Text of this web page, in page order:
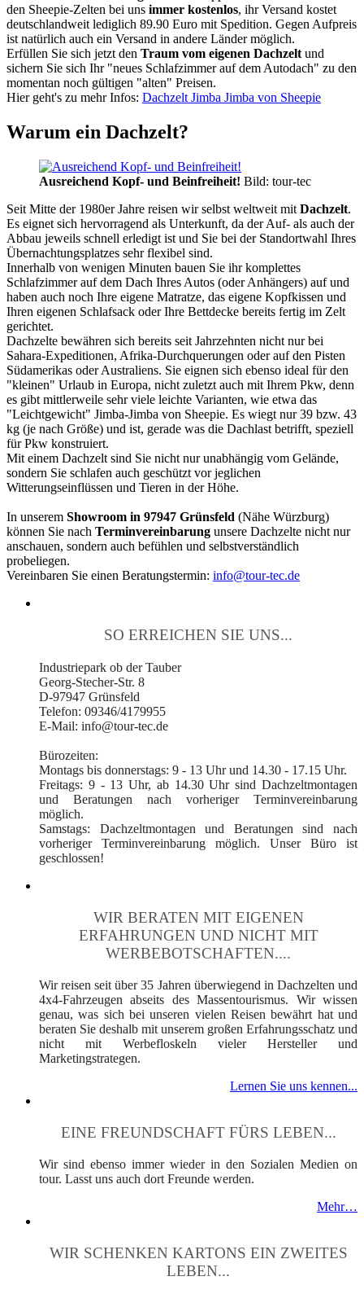
den Sheepie-Zelten bei uns immer kostenlos, ihr Versand kostet
deutschlandweit lediglich 89.90 Euro mit Spedition. Gegen Aufpreis
ist natürlich auch ein Versand in andere Länder möglich.
Erfüllen Sie sich jetzt den Traum vom eigenen Dachzelt und
sichern Sie sich Ihr "neues Schlafzimmer auf dem Autodach" zu den
momentan noch gültigen "alten" Preisen.
Hier geht's zu mehr Infos: Dachzelt Jimba Jimba von Sheepie
Warum ein Dachzelt?
Ausreichend Kopf- und Beinfreiheit! Bild: tour-tec
Seit Mitte der 1980er Jahre reisen wir selbst weltweit mit Dachzelt.
Es eignet sich hervorragend als Unterkunft, da der Auf- als auch der
Abbau jeweils schnell erledigt ist und Sie bei der Standortwahl Ihres
Übernachtungsplatzes sehr flexibel sind.
Innerhalb von wenigen Minuten bauen Sie ihr komplettes
Schlafzimmer auf dem Dach Ihres Autos (oder Anhängers) auf und
haben auch noch Ihre eigene Matratze, das eigene Kopfkissen und
Ihren eigenen Schlafsack oder Ihre Bettdecke bereits fertig im Zelt
gerichtet.
Dachzelte bewähren sich bereits seit Jahrzehnten nicht nur bei
Sahara-Expeditionen, Afrika-Durchquerungen oder auf den Pisten
Südamerikas oder Australiens. Sie eignen sich ebenso ideal für den
"kleinen" Urlaub in Europa, nicht zuletzt auch mit Ihrem Pkw, denn
es gibt mittlerweile sehr viele leichte Varianten, wie etwa das
"Leichtgewicht" Jimba-Jimba von Sheepie. Es wiegt nur 39 bzw. 43
kg (je nach Größe) und ist, gerade was die Dachlast betrifft, speziell
für Pkw konstruiert.
Mit einem Dachzelt sind Sie nicht nur unabhängig vom Gelände,
sondern Sie schlafen auch geschützt vor jeglichen
Witterungseinflüssen und Tieren in der Höhe.
In unserem Showroom in 97947 Grünsfeld (Nähe Würzburg)
können Sie nach Terminvereinbarung unsere Dachzelte nicht nur
anschauen, sondern auch befühlen und selbstverständlich
probeliegen.
Vereinbaren Sie einen Beratungstermin: info@tour-tec.de
SO ERREICHEN SIE UNS...
Industriepark ob der Tauber
Georg-Stecher-Str. 8
D-97947 Grünsfeld
Telefon: 09346/4179955
E-Mail: info@tour-tec.de
Bürozeiten:
Montags bis donnerstags: 9 - 13 Uhr und 14.30 - 17.15 Uhr.
Freitags: 9 - 13 Uhr, ab 14.30 Uhr sind Dachzeltmontagen
und Beratungen nach vorheriger Terminvereinbarung
möglich.
Samstags: Dachzeltmontagen und Beratungen sind nach
vorheriger Terminvereinbarung möglich. Unser Büro ist
geschlossen!
WIR BERATEN MIT EIGENEN
ERFAHRUNGEN UND NICHT MIT
WERBEBOTSCHAFTEN....
Wir reisen seit über 35 Jahren überwiegend in Dachzelten und
4x4-Fahrzeugen abseits des Massentourismus. Wir wissen
genau, was sich bei unseren vielen Reisen bewährt hat und
beraten Sie deshalb mit unserem großen Erfahrungsschatz und
nicht mit Werbefloskeln vieler Hersteller und
Marketingstrategen.
Lernen Sie uns kennen...
EINE FREUNDSCHAFT FÜRS LEBEN...
Wir sind ebenso immer wieder in den Sozialen Medien on
tour. Lasst uns auch dort Freunde werden.
Mehr…
WIR SCHENKEN KARTONS EIN ZWEITES
LEBEN...